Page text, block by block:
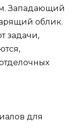
Западающий
облик.
задачи,
для